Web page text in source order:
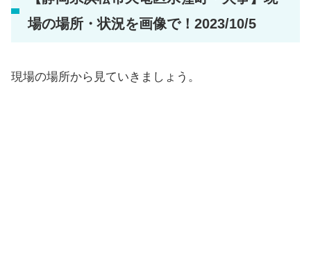
場の場所・状況を画像で！2023/10/5
現場の場所から見ていきましょう。